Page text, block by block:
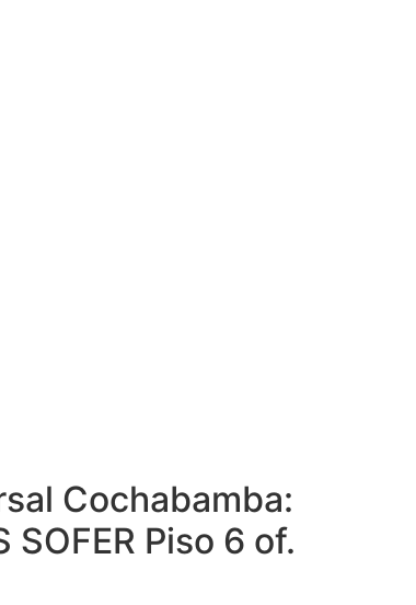
Cochabamba:
SOFER Piso 6 of.